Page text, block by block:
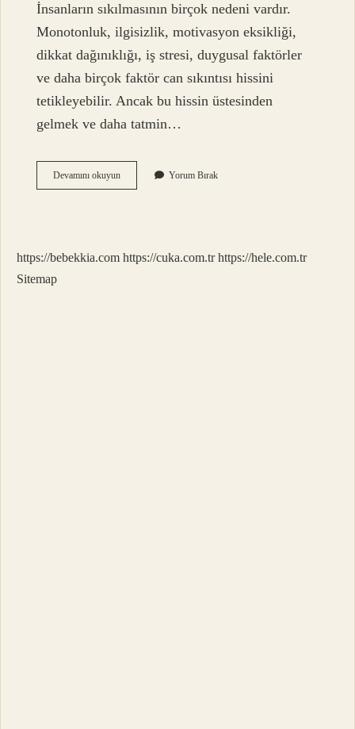
İnsanların sıkılmasının birçok nedeni vardır.
Monotonluk, ilgisizlik, motivasyon eksikliği,
dikkat dağınıklığı, iş stresi, duygusal faktörler
ve daha birçok faktör can sıkıntısı hissini
tetikleyebilir. Ancak bu hissin üstesinden
gelmek ve daha tatmin…
Devamını okuyunCanım
Sıkılıyor
Yorum Bırak
https://bebekkia.com https://cuka.com.tr https://hele.com.tr
Sitemap